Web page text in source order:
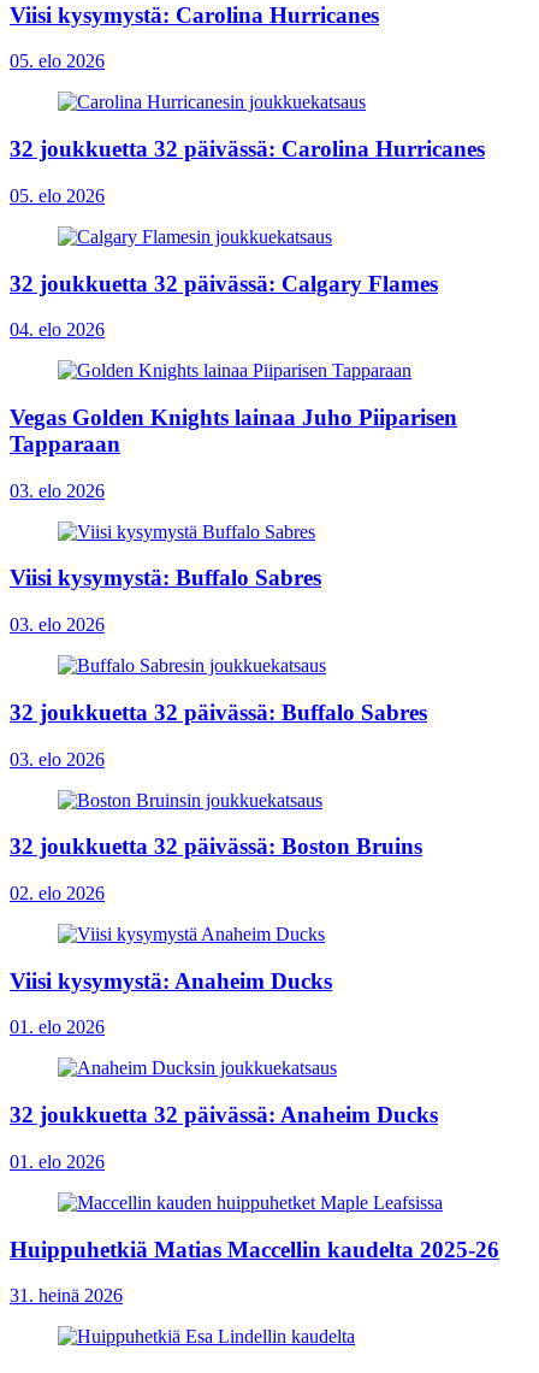
Viisi kysymystä: Carolina Hurricanes
05. elo 2026
32 joukkuetta 32 päivässä: Carolina Hurricanes
05. elo 2026
32 joukkuetta 32 päivässä: Calgary Flames
04. elo 2026
Vegas Golden Knights lainaa Juho Piiparisen
Tapparaan
03. elo 2026
Viisi kysymystä: Buffalo Sabres
03. elo 2026
32 joukkuetta 32 päivässä: Buffalo Sabres
03. elo 2026
32 joukkuetta 32 päivässä: Boston Bruins
02. elo 2026
Viisi kysymystä: Anaheim Ducks
01. elo 2026
32 joukkuetta 32 päivässä: Anaheim Ducks
01. elo 2026
Huippuhetkiä Matias Maccellin kaudelta 2025-26
31. heinä 2026